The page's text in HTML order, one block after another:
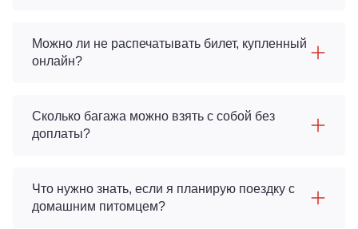
Можно ли не распечатывать билет, купленный
онлайн?
Сколько багажа можно взять с собой без
доплаты?
Что нужно знать, если я планирую поездку с
домашним питомцем?